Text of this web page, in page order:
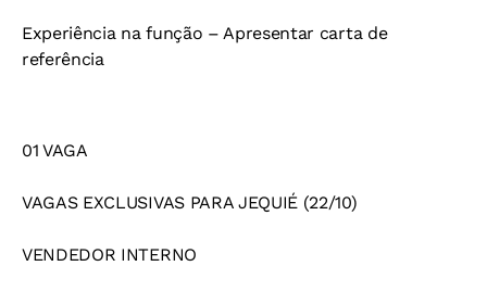
Experiência na função – Apresentar carta de
referência
01 VAGA
VAGAS EXCLUSIVAS PARA JEQUIÉ (22/10)
VENDEDOR INTERNO